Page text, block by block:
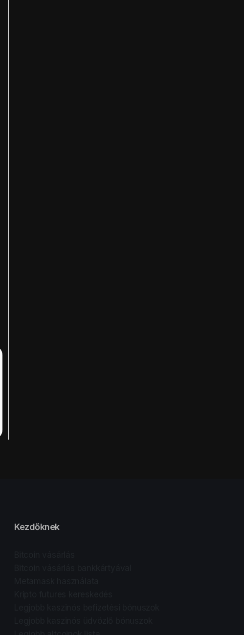
Kezdőknek